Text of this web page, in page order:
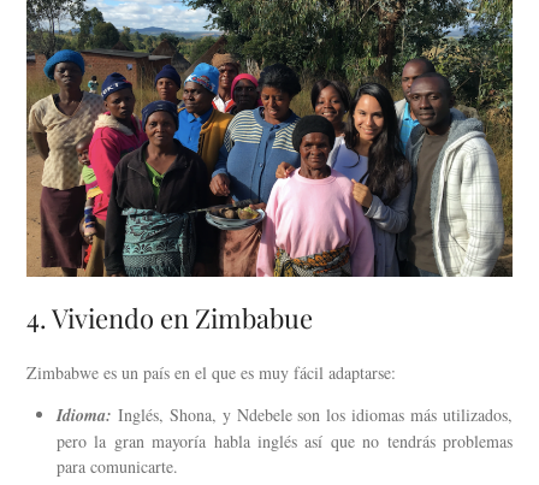
4. Viviendo en Zimbabue
Zimbabwe es un país en el que es muy fácil adaptarse:
Idioma: Inglés, Shona, y Ndebele son los idiomas más utilizados,
pero la gran mayoría habla inglés así que no tendrás problemas
para comunicarte.